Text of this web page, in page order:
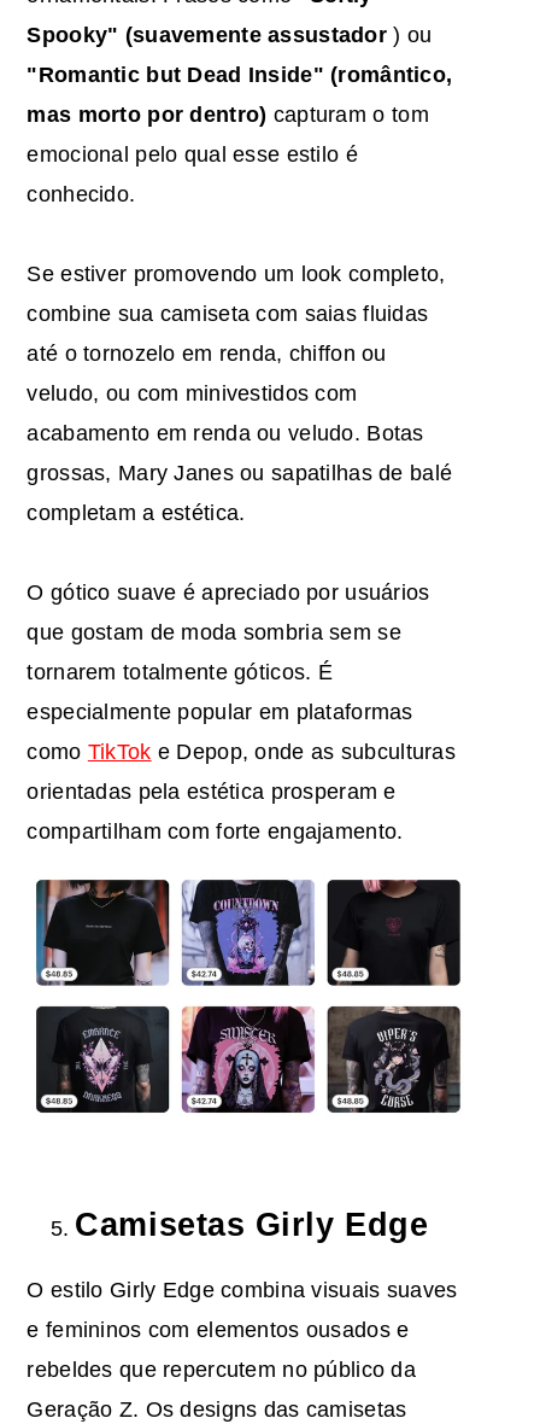
Spooky" (suavemente assustador ) ou
"Romantic but Dead Inside" (romântico,
mas morto por dentro) capturam o tom
emocional pelo qual esse estilo é
conhecido.
Se estiver promovendo um look completo,
combine sua camiseta com saias fluidas
até o tornozelo em renda, chiffon ou
veludo, ou com minivestidos com
acabamento em renda ou veludo. Botas
grossas, Mary Janes ou sapatilhas de balé
completam a estética.
O gótico suave é apreciado por usuários
que gostam de moda sombria sem se
tornarem totalmente góticos. É
especialmente popular em plataformas
como TikTok e Depop, onde as subculturas
orientadas pela estética prosperam e
compartilham com forte engajamento.
Camisetas Girly Edge
O estilo Girly Edge combina visuais suaves
e femininos com elementos ousados e
rebeldes que repercutem no público da
Geração Z. Os designs das camisetas